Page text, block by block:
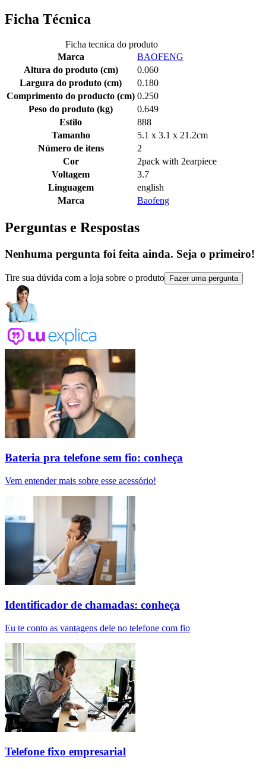
Ficha Técnica
Ficha tecnica do produto
Marca
BAOFENG
Altura do produto (cm)
0.060
Largura do produto (cm)
0.180
Comprimento do producto (cm) 0.250
Peso do produto (kg)
0.649
Estilo
888
Tamanho
5.1 x 3.1 x 21.2cm
Número de itens
2
Cor
2pack with 2earpiece
Voltagem
3.7
Linguagem
english
Marca
Baofeng
Perguntas e Respostas
Nenhuma pergunta foi feita ainda. Seja o primeiro!
Tire sua dúvida com a loja sobre o produto Fazer uma pergunta
Bateria pra telefone sem fio: conheça
Vem entender mais sobre esse acessório!
Identificador de chamadas: conheça
Eu te conto as vantagens dele no telefone com fio
Telefone fixo empresarial